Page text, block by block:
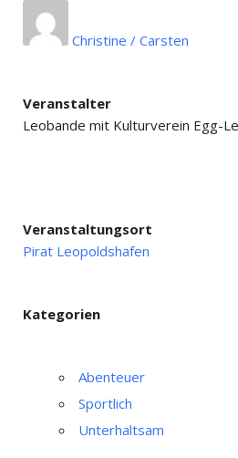
Christine / Carsten
Veranstalter
Leobande mit Kulturverein Egg-
Veranstaltungsort
Pirat Leopoldshafen
Kategorien
Abenteuer
Sportlich
Unterhaltsam